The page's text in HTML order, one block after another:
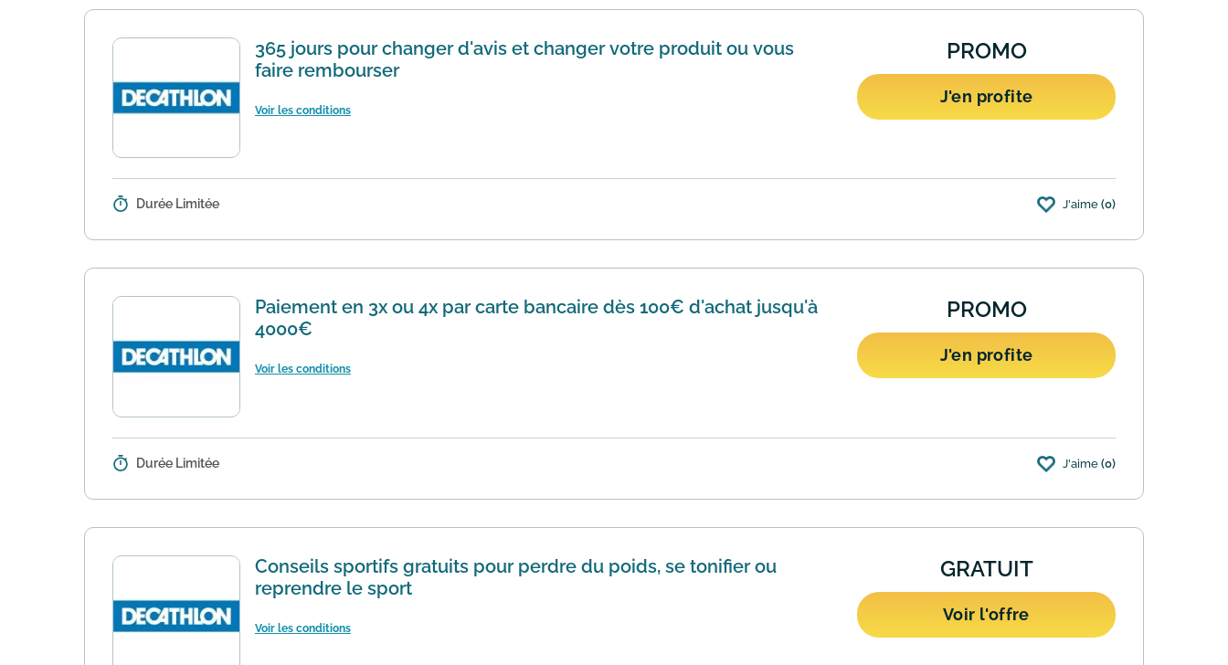
365 jours pour changer d'avis et changer votre produit ou vous
faire rembourser
Voir les conditions
PROMO
J'en profite
Détails : Une politique de retour qui devrait vous plaire ! Decathlon vous laisse une période de 365 jours pour échanger ou vous faire
Durée Limitée J'aime (0)
Paiement en 3x ou 4x par carte bancaire dès 100€ d'achat jusqu'à
4000€
Voir les conditions
PROMO
J'en profite
Détails : Pour toute commande de 100€ à 4000€ Decathlon vous propose le paiement en 3X ou 4X par carte bancaire. Il suffit de cocher l'option
Durée Limitée J'aime (0)
Conseils sportifs gratuits pour perdre du poids, se tonifier ou
reprendre le sport
Voir les conditions
GRATUIT
Voir l'offre